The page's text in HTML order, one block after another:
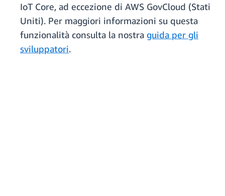
IoT Core, ad eccezione di AWS GovCloud (Stati
Uniti). Per maggiori informazioni su questa
funzionalità consulta la nostra guida per gli
sviluppatori.